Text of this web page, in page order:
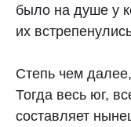
было на душе у
их
Степь чем
Тогда весь юг,
составляет